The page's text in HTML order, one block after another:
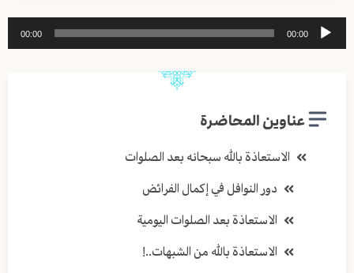
مشغل
الصوت
00:00
00:00
عناوين المحاضرة
الاستعاذة بالله سبحانه بعد الصلوات
دور النوافل في إكمال الفرائض
الاستعاذة بعد الصلوات اليومية
الاستعاذة بالله من الشبهات..!